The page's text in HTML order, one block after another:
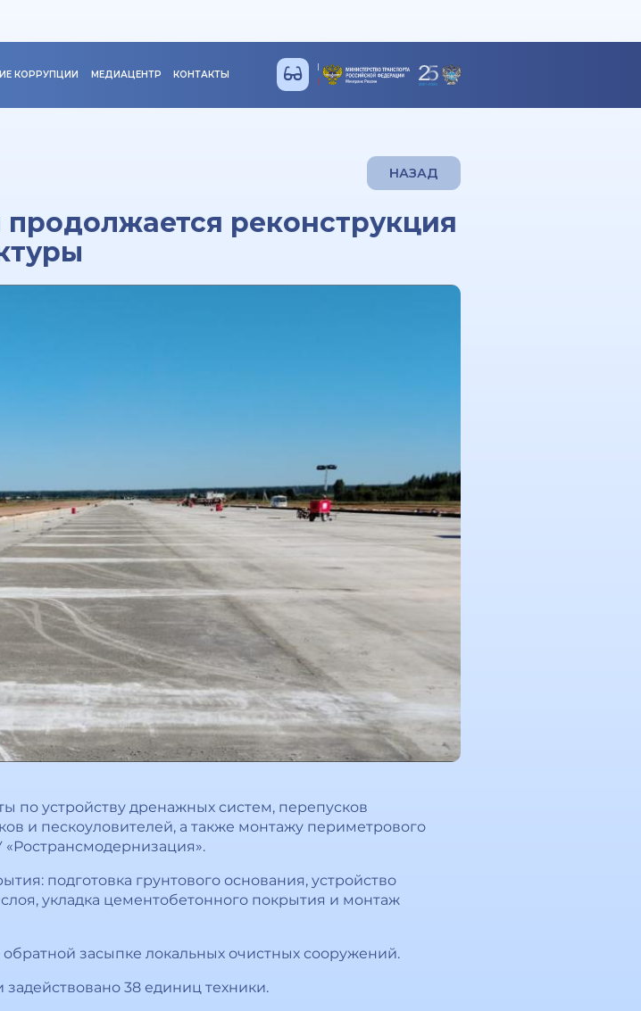
КОРРУПЦИИ МЕДИАЦЕНТР КОНТАКТЫ
НАЗАД
реконструкция
по устройству дренажных систем, перепусков
и пескоуловителей, а также монтажу периметрового
подготовка грунтового основания, устройство
укладка цементобетонного покрытия и монтаж
засыпке локальных очистных сооружений.
38 единиц техники.